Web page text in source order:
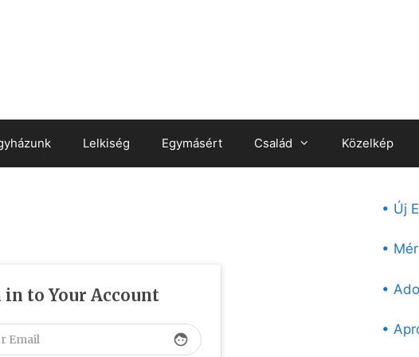
Lelkiség Egymásért Család Közelkép
in to Your Account
face
• Új
•
•
•